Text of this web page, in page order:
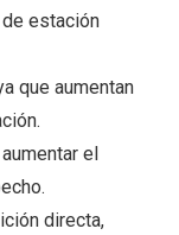
estación
que aumentan
el
directa,